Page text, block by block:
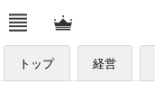
トップ 経営